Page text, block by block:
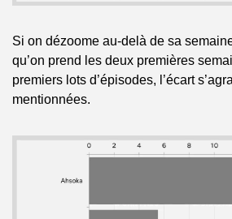
Si on dézoome au-delà de sa
qu’on prend les deux premières
premiers lots d’épisodes, l’écart
mentionnées.